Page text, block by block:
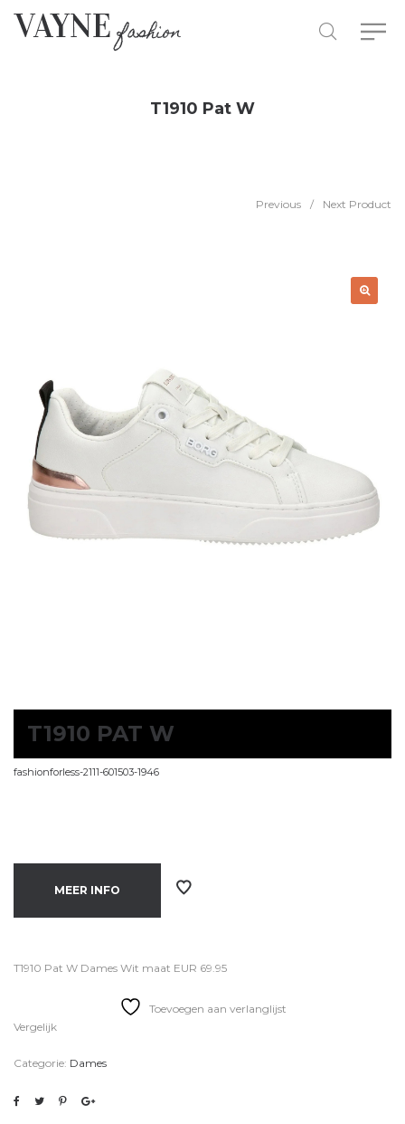
T1910 Pat W
Previous / Next Product
T1910 PAT W
fashionforless-2111-601503-1946
MEER INFO
T1910 Pat W Dames Wit maat EUR 69.95
Toevoegen aan verlanglijst
Vergelijk
Categorie: Dames